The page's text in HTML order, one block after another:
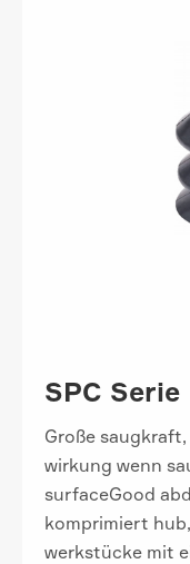
SPC Serie
Große
wirkung wenn
surfaceGood
komprimiert
werkstücke mit